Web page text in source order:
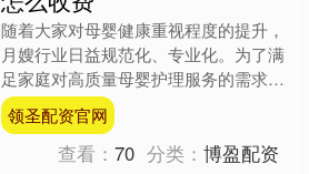
随着大家对母婴健康重视程度的提升，
月嫂行业日益规范化、专业化。为了满
足家庭对高质量母婴护理服务的需求，
月嫂们必须不断学习新知识、新技能，
提升自己的专业素养。 学....
领圣配资官网
查看：70 分类：博盈配资